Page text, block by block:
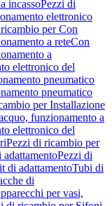
incassoPezzi di
elettronico
per Con
a reteCon
a
elettronico del
pneumatico
pneumatico
per Installazione
funzionamento a
elettronico del
Pezzi di ricambio per
Pezzi di
di adattamentoTubi di
di
per vasi,